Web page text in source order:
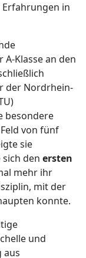
in
Klasse an den
der Nordrhein-
besondere
von fünf
sie
den ersten
mehr ihr
mit der
konnte.
und
aus